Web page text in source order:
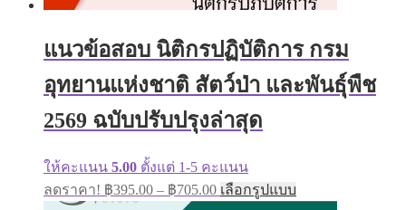
แนวข้อสอบ นิติกรปฏิบัติการ กรม
อุทยานแห่งชาติ สัตว์ป่า และพันธุ์พืช
2569 ฉบับปรับปรุงล่าสุด
ให้คะแนน 5.00 ตั้งแต่ 1-5 คะแนน
ลดราคา! ฿395.00 – ฿705.00Price
range:
เลือกรูปแบบ
product